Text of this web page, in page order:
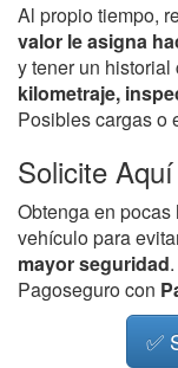
Al propio tiempo,
valor le asigna
y tener un
kilometraje,
Posibles cargas o
Solicite
Obtenga en pocas
vehículo para
mayor seguridad
Pagoseguro con
✅